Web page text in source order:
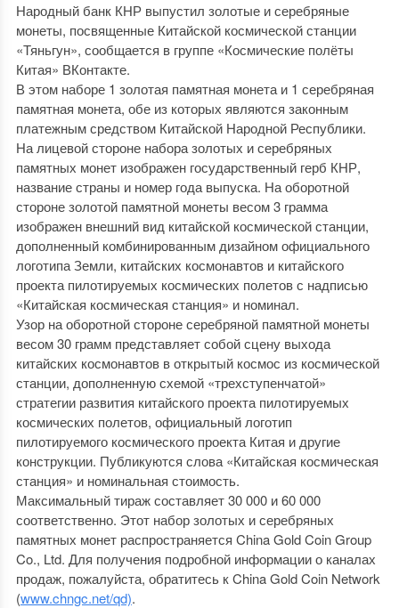
Народный банк КНР выпустил золотые и серебряные
монеты, посвященные Китайской космической станции
«Тяньгун», сообщается в группе «Космические полёты
Китая» ВКонтакте.
В этом наборе 1 золотая памятная монета и 1 серебряная
памятная монета, обе из которых являются законным
платежным средством Китайской Народной Республики.
На лицевой стороне набора золотых и серебряных
памятных монет изображен государственный герб КНР,
название страны и номер года выпуска. На оборотной
стороне золотой памятной монеты весом 3 грамма
изображен внешний вид китайской космической станции,
дополненный комбинированным дизайном официального
логотипа Земли, китайских космонавтов и китайского
проекта пилотируемых космических полетов с надписью
«Китайская космическая станция» и номинал.
Узор на оборотной стороне серебряной памятной монеты
весом 30 грамм представляет собой сцену выхода
китайских космонавтов в открытый космос из космической
станции, дополненную схемой «трехступенчатой»
стратегии развития китайского проекта пилотируемых
космических полетов, официальный логотип
пилотируемого космического проекта Китая и другие
конструкции. Публикуются слова «Китайская космическая
станция» и номинальная стоимость.
Максимальный тираж составляет 30 000 и 60 000
соответственно. Этот набор золотых и серебряных
памятных монет распространяется China Gold Coin Group
Co., Ltd. Для получения подробной информации о каналах
продаж, пожалуйста, обратитесь к China Gold Coin Network
(www.chngc.net/qd).